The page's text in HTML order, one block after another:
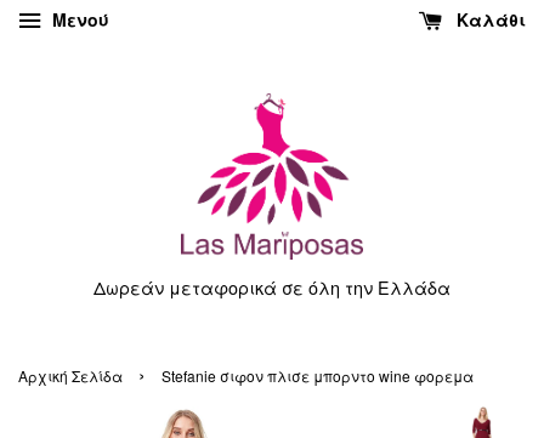
Μενού Καλάθι
Δωρεάν μεταφορικά σε όλη την Ελλάδα
Αρχική Σελίδα › Stefanie σιφον πλισε μπορντο wine φορεμα